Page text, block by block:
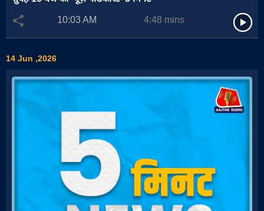
10:03 AM
4:48 mins
14 Jun ,2026